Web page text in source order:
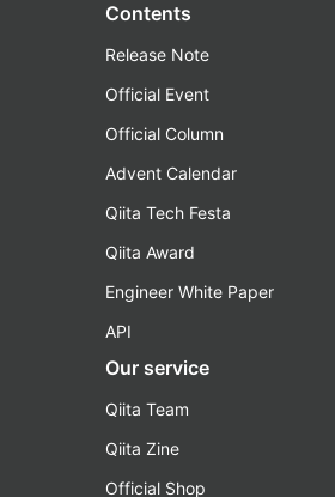
Contents
Release Note
Official Event
Official Column
Advent Calendar
Qiita Tech Festa
Qiita Award
Engineer White Paper
API
Our service
Qiita Team
Qiita Zine
Official Shop